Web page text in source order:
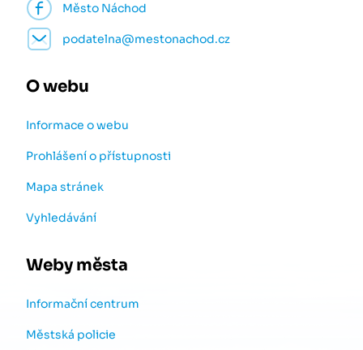
Město Náchod
podatelna@mestonachod.cz
O webu
Informace o webu
Prohlášení o přístupnosti
Mapa stránek
Vyhledávání
Weby města
Informační centrum
Městská policie